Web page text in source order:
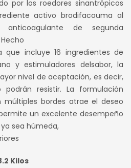
S/ 630.00.
por los roedores sinantrópicos
activo brodifacouma al
anticoagulante de segunda
incluye 16 ingredientes de
y estimuladores delsabor, la
nivel de aceptación, es decir,
resistir. La formulación
múltiples bordes atrae el deseo
un excelente desempeño
sea húmeda,
Kilos